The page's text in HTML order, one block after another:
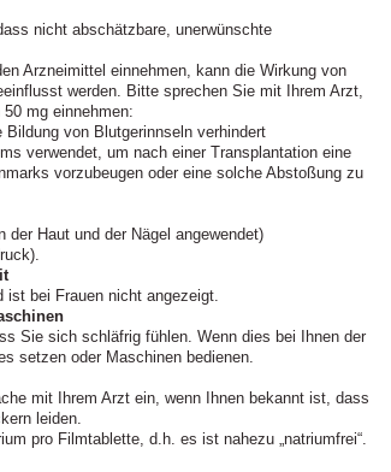
nicht abschätzbare, unerwünschte
Arzneimittel einnehmen, kann die Wirkung von
werden. Bitte sprechen Sie mit Ihrem Arzt,
mg einnehmen:
von Blutgerinnseln verhindert
verwendet, um nach einer Transplantation eine
vorzubeugen oder eine solche Abstoßung zu
Haut und der Nägel angewendet)
ist bei Frauen nicht angezeigt.
Sie sich schläfrig fühlen. Wenn dies bei Ihnen der
setzen oder Maschinen bedienen.
mit Ihrem Arzt ein, wenn Ihnen bekannt ist, dass
leiden.
pro Filmtablette, d.h. es ist nahezu „natriumfrei“.